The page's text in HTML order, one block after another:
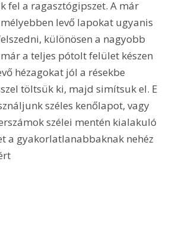
fel a ragasztógipszet. A már
levő lapokat ugyanis
különösen a nagyobb
a teljes pótolt felület készen
hézagokat jól a résekbe
töltsük ki, majd simítsuk el. E
széles kenőlapot, vagy
szélei mentén kialakuló
a gyakorlatlanabbaknak nehéz